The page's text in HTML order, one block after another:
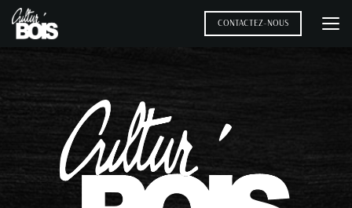
Aller
au
contenu
CONTACTEZ-NOUS